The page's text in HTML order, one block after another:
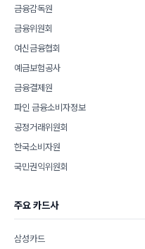
금융감독원
금융위원회
여신금융협회
예금보험공사
금융결제원
파인 금융소비자정보
공정거래위원회
한국소비자원
국민권익위원회
주요 카드사
삼성카드